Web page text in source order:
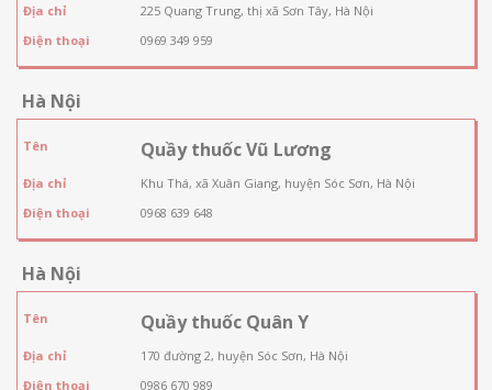
Địa chỉ
225 Quang Trung, thị xã Sơn Tây, Hà Nội
Điện thoại
0969 349 959
Hà Nội
Tên Quầy thuốc Vũ Lương
Địa chỉ
Khu Thá, xã Xuân Giang, huyện Sóc Sơn, Hà Nội
Điện thoại
0968 639 648
Hà Nội
Tên Quầy thuốc Quân Y
Địa chỉ
170 đường 2, huyện Sóc Sơn, Hà Nội
Điện thoại
0986 670 989